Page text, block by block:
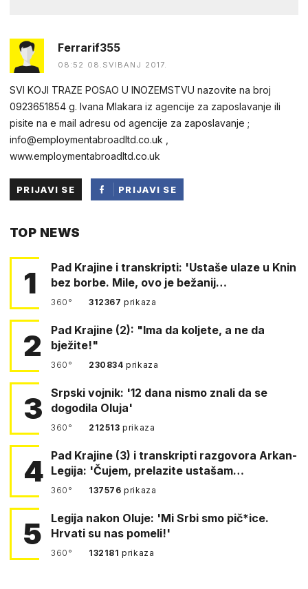
Ferrarif355
08:52 08.SVIBANJ 2017.
SVI KOJI TRAZE POSAO U INOZEMSTVU nazovite na broj
0923651854 g. Ivana Mlakara iz agencije za zaposlavanje ili
pisite na e mail adresu od agencije za zaposlavanje ;
info@employmentabroadltd.co.uk ,
www.employmentabroadltd.co.uk
PRIJAVI SE
PRIJAVI SE
TOP NEWS
1
Pad Krajine i transkripti: 'Ustaše ulaze u Knin
bez borbe. Mile, ovo je bežanij…
360° 312367prikaza
2
Pad Krajine (2): "Ima da koljete, a ne da
bježite!"
360° 230834prikaza
3
Srpski vojnik: '12 dana nismo znali da se
dogodila Oluja'
360° 212513prikaza
4 Pad Krajine (3) i transkripti razgovora Arkan-
Legija: 'Čujem, prelazite ustašam…
360° 137576prikaza
5
Legija nakon Oluje: 'Mi Srbi smo pič*ice.
Hrvati su nas pomeli!'
360° 132181prikaza